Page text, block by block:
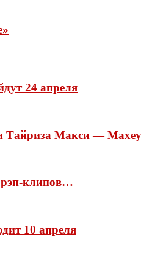
24 апреля
Тайриза Макси —
рэп-клипов…
10 апреля